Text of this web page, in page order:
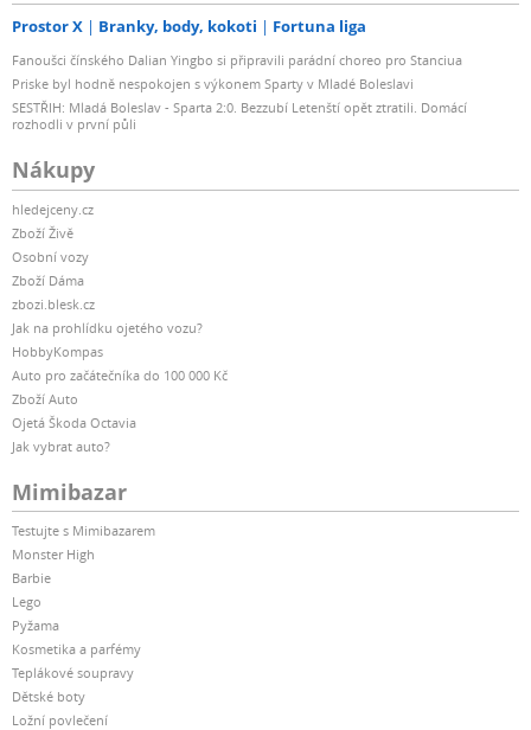
Prostor X Branky, body, kokoti Fortuna liga
Fanoušci čínského Dalian Yingbo si připravili parádní choreo pro Stanciua
Priske byl hodně nespokojen s výkonem Sparty v Mladé Boleslavi
SESTŘIH: Mladá Boleslav - Sparta 2:0. Bezzubí Letenští opět ztratili. Domácí
rozhodli v první půli
Nákupy
hledejceny.cz
Zboží Živě
Osobní vozy
Zboží Dáma
zbozi.blesk.cz
Jak na prohlídku ojetého vozu?
HobbyKompas
Auto pro začátečníka do 100 000 Kč
Zboží Auto
Ojetá Škoda Octavia
Jak vybrat auto?
Mimibazar
Testujte s Mimibazarem
Monster High
Barbie
Lego
Pyžama
Kosmetika a parfémy
Teplákové soupravy
Dětské boty
Ložní povlečení